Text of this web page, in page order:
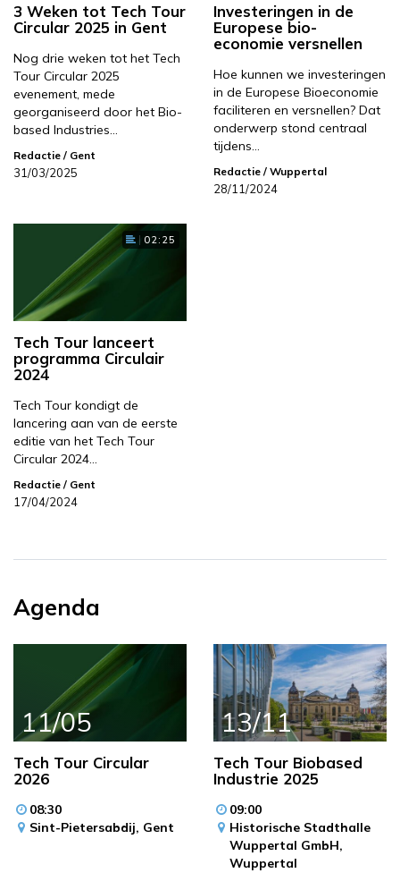
3 Weken tot Tech Tour
Circular 2025 in Gent
Nog drie weken tot het Tech
Tour Circular 2025
evenement, mede
georganiseerd door het Bio-
based Industries…
Redactie / Gent
31/03/2025
Investeringen in de
Europese bio-
economie versnellen
Hoe kunnen we investeringen
in de Europese Bioeconomie
faciliteren en versnellen? Dat
onderwerp stond centraal
tijdens…
Redactie / Wuppertal
28/11/2024
02:25
Tech Tour lanceert
programma Circulair
2024
Tech Tour kondigt de
lancering aan van de eerste
editie van het Tech Tour
Circular 2024…
Redactie / Gent
17/04/2024
Agenda
11/05
Tech Tour Circular
2026
08:30
Sint-Pietersabdij, Gent
13/11
Tech Tour Biobased
Industrie 2025
09:00
Historische Stadthalle
Wuppertal GmbH,
Wuppertal